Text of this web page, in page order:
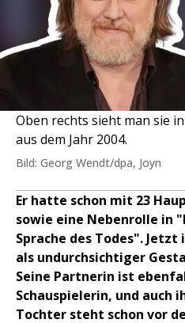
Oben rechts sieht man sie
aus dem Jahr 2004.
Bild: Georg Wendt/dpa, Joyn
Er hatte schon mit 23
sowie eine Nebenrolle in
Sprache des Todes".
als undurchsichtiger
Seine Partnerin ist
Schauspielerin, und auch
Tochter steht schon vor